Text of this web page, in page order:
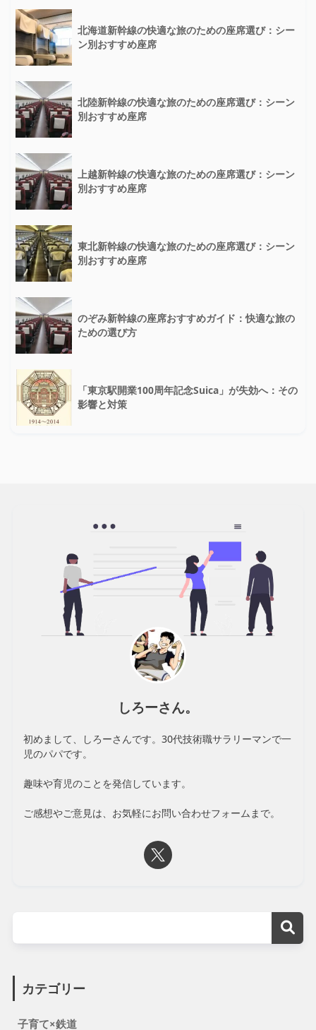
北海道新幹線の快適な旅のための座席選び：シー
ン別おすすめ座席
北陸新幹線の快適な旅のための座席選び：シーン
別おすすめ座席
上越新幹線の快適な旅のための座席選び：シーン
別おすすめ座席
東北新幹線の快適な旅のための座席選び：シーン
別おすすめ座席
のぞみ新幹線の座席おすすめガイド：快適な旅の
ための選び方
「東京駅開業100周年記念Suica」が失効へ：その
影響と対策
しろーさん。
初めまして、しろーさんです。30代技術職サラリーマンで一
児のパパです。
趣味や育児のことを発信しています。
ご感想やご意見は、お気軽にお問い合わせフォームまで。
カテゴリー
子育て×鉄道